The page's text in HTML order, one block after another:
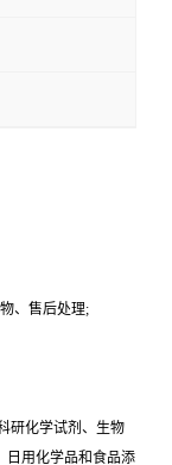
、售后处理;
研化学试剂、生物
日用化学品和食品添